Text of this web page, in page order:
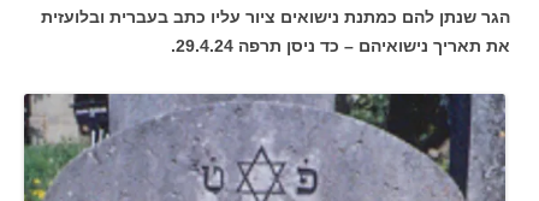
הגר שנתן להם כמתנת נישואים ציור עליו כתב בעברית ובלועזית
את תאריך נישואיהם – כד ניסן תרפה 29.4.24.